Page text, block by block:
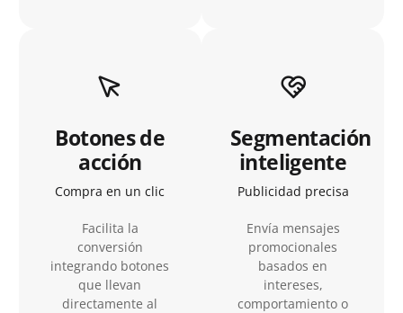
Botones de
acción
Compra en un clic
Facilita la
conversión
integrando botones
que llevan
directamente al
Segmentación
inteligente
Publicidad precisa
Envía mensajes
promocionales
basados en
intereses,
comportamiento o